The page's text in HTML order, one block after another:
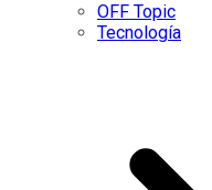
OFF Topic
Tecnología